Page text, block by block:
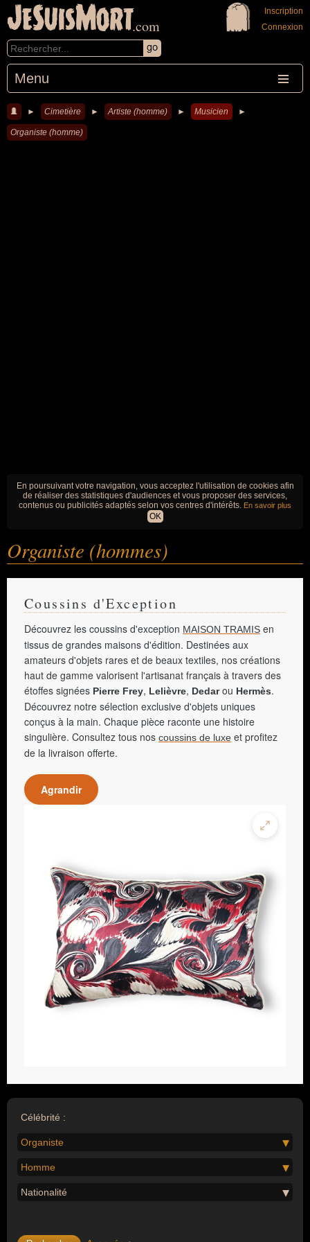
JeSuisMort.com
Menu
Inscription
Connexion
► Cimetière ► Artiste (homme) ► Musicien ►
Organiste (homme)
En poursuivant votre navigation, vous acceptez l'utilisation de cookies afin
de réaliser des statistiques d'audiences et vous proposer des services,
contenus ou publicités adaptés selon vos centres d'intérêts. En savoir plus
OK
Organiste (hommes)
Coussins d'Exception
Découvrez les coussins d'exception MAISON TRAMIS en
tissus de grandes maisons d'édition. Destinées aux
amateurs d'objets rares et de beaux textiles, nos créations
haut de gamme valorisent l'artisanat français à travers des
étoffes signées Pierre Frey, Lelièvre, Dedarou Hermès.
Découvrez notre sélection exclusive d'objets uniques
conçus à la main. Chaque pièce raconte une histoire
singulière. Consultez tous nos coussins de luxe et profitez
de la livraison offerte.
Agrandir
Célébrité :
Organiste
Homme
Nationalité